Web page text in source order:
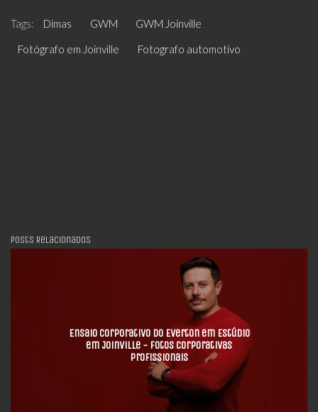
Tags: Dimas GWM
GWM Joinville
Fotógrafo em Joinville
Fotografo automotivo
Posts Relacionados
Ensaio Corporativo do Everton em Estúdio
em Joinville - Fotos Corporativas
Profissionais